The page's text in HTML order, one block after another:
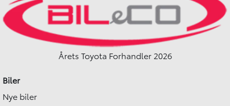
Årets Toyota Forhandler 2026
Biler
Nye biler